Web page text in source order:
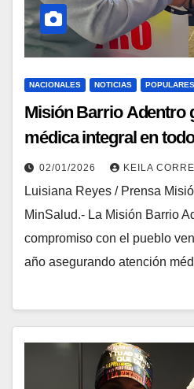
NACIONALES NOTICIAS POPULARES
Misión Barrio Adentro
médica integral en
02/01/2026 KEILA
Luisiana Reyes / Prensa
MinSalud.- La Misión Barrio
compromiso con el pueblo
año asegurando atención